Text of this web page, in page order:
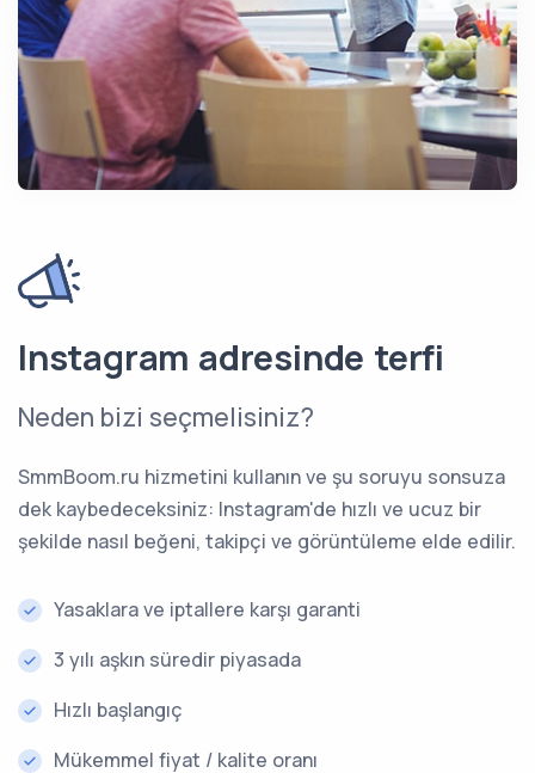
Instagram adresinde terfi
Neden bizi seçmelisiniz?
SmmBoom.ru hizmetini kullanın ve şu soruyu sonsuza
dek kaybedeceksiniz: Instagram'de hızlı ve ucuz bir
şekilde nasıl beğeni, takipçi ve görüntüleme elde edilir.
Yasaklara ve iptallere karşı garanti
3 yılı aşkın süredir piyasada
Hızlı başlangıç
Mükemmel fiyat / kalite oranı